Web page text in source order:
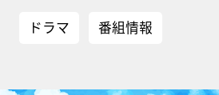
ドラマ 番組情報